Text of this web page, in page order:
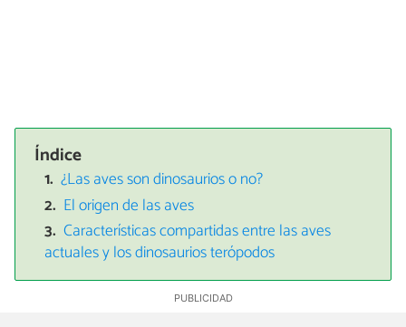
Índice
¿Las aves son dinosaurios o no?
El origen de las aves
Características compartidas entre las aves
actuales y los dinosaurios terópodos